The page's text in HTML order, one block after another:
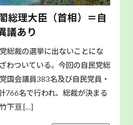
理大臣（首相）＝自
議あり
総裁の選挙に出ないことにな
わついている。今回の自民党総
国会議員383名及び自民党員・
766名で行われ、総裁が決まる
下亘 […]